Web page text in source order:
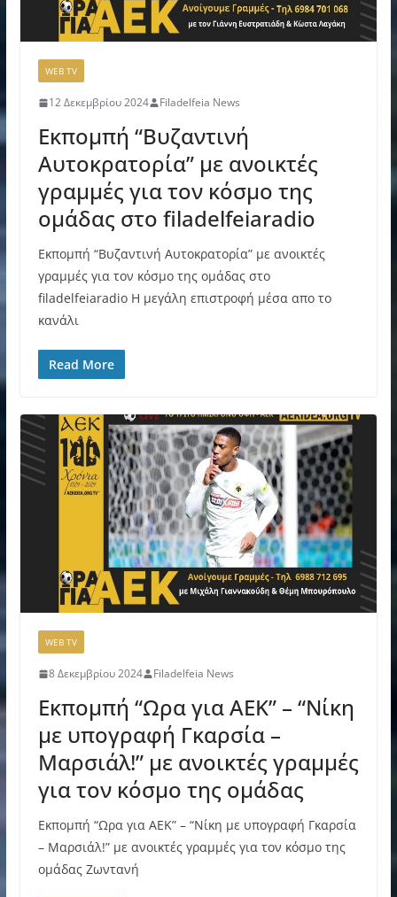
WEB TV
12 Δεκεμβρίου 2024 Filadelfeia News
Εκπομπή “Βυζαντινή
Αυτοκρατορία” με ανοικτές
γραμμές για τον κόσμο της
ομάδας στο filadelfeiaradio
Εκπομπή “Βυζαντινή Αυτοκρατορία” με ανοικτές
γραμμές για τον κόσμο της ομάδας στο
filadelfeiaradio Η μεγάλη επιστροφή μέσα απο το
κανάλι
Read More
WEB TV
8 Δεκεμβρίου 2024 Filadelfeia News
Εκπομπή “Ωρα για ΑΕΚ” – “Νίκη
με υπογραφή Γκαρσία –
Μαρσιάλ!” με ανοικτές γραμμές
για τον κόσμο της ομάδας
Εκπομπή “Ωρα για ΑΕΚ” – “Νίκη με υπογραφή Γκαρσία
– Μαρσιάλ!” με ανοικτές γραμμές για τον κόσμο της
ομάδας Ζωντανή